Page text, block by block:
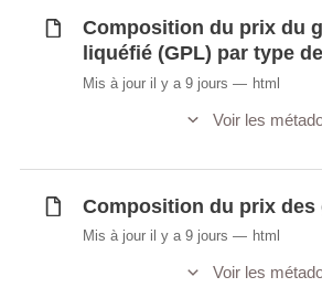
Composition du prix du
liquéfié (GPL) par type
Mis à jour il y a 9 jours html
Voir les
Composition du prix des
Mis à jour il y a 9 jours html
Voir les